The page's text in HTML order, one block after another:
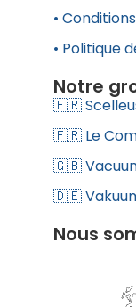
•
• Politique
Notre
🇫🇷
🇫🇷 Le
🇬🇧
🇩🇪
Nous